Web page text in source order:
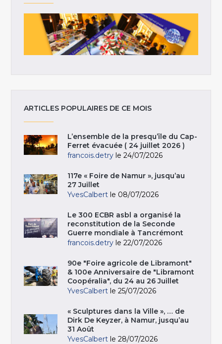
ARTICLES POPULAIRES DE CE MOIS
L’ensemble de la presqu’île du Cap-
Ferret évacuée ( 24 juillet 2026 )
francois.detry le 24/07/2026
117e « Foire de Namur », jusqu’au
27 Juillet
YvesCalbert le 08/07/2026
Le 300 ECBR asbl a organisé la
reconstitution de la Seconde
Guerre mondiale à Tancrémont
francois.detry le 22/07/2026
90e "Foire agricole de Libramont"
& 100e Anniversaire de "Libramont
Coopéralia", du 24 au 26 Juillet
YvesCalbert le 25/07/2026
« Sculptures dans la Ville », … de
Dirk De Keyzer, à Namur, jusqu’au
31 Août
YvesCalbert le 28/07/2026